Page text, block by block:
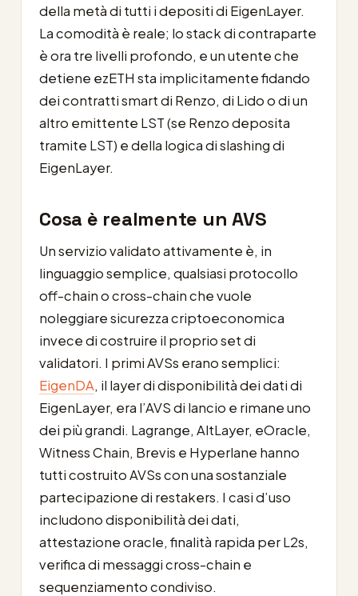
della metà di tutti i depositi di EigenLayer.
La comodità è reale; lo stack di contraparte
è ora tre livelli profondo, e un utente che
detiene ezETH sta implicitamente fidando
dei contratti smart di Renzo, di Lido o di un
altro emittente LST (se Renzo deposita
tramite LST) e della logica di slashing di
EigenLayer.
Cosa è realmente un AVS
Un servizio validato attivamente è, in
linguaggio semplice, qualsiasi protocollo
off-chain o cross-chain che vuole
noleggiare sicurezza criptoeconomica
invece di costruire il proprio set di
validatori. I primi AVSs erano semplici:
EigenDA, il layer di disponibilità dei dati di
EigenLayer, era l’AVS di lancio e rimane uno
dei più grandi. Lagrange, AltLayer, eOracle,
Witness Chain, Brevis e Hyperlane hanno
tutti costruito AVSs con una sostanziale
partecipazione di restakers. I casi d’uso
includono disponibilità dei dati,
attestazione oracle, finalità rapida per L2s,
verifica di messaggi cross-chain e
sequenziamento condiviso.